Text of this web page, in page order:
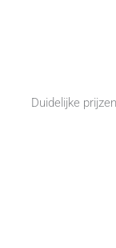
Duidelijke